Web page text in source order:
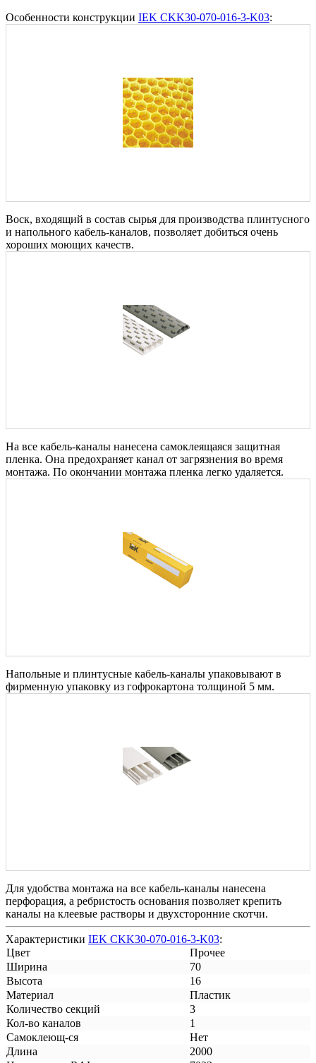
Особенности конструкции IEK CKK30-070-016-3-K03:
Воск, входящий в состав сырья для производства плинтусного
и напольного кабель-каналов, позволяет добиться очень
хороших моющих качеств.
На все кабель-каналы нанесена самоклеящаяся защитная
пленка. Она предохраняет канал от загрязнения во время
монтажа. По окончании монтажа пленка легко удаляется.
Напольные и плинтусные кабель-каналы упаковывают в
фирменную упаковку из гофрокартона толщиной 5 мм.
Для удобства монтажа на все кабель-каналы нанесена
перфорация, а ребристость основания позволяет крепить
каналы на клеевые растворы и двухсторонние скотчи.
Характеристики IEK CKK30-070-016-3-K03:
Цвет
Прочее
Ширина
70
Высота
16
Материал
Пластик
Количество секций
3
Кол-во каналов
1
Самоклеющ-ся
Нет
Длина
2000